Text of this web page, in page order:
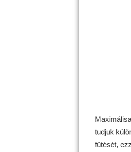
tudjuk
fűtését,